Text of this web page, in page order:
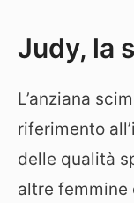
Judy, la
L’anziana
riferimento
delle qualità
altre femmine